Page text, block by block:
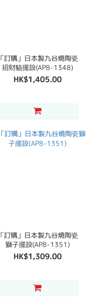
「訂購」日本製九谷燒陶瓷
招財貓擺設(AP8-1348)
HK$1,405.00
「訂購」日本製九谷燒陶瓷
獅子擺設(AP8-1351)
HK$1,309.00